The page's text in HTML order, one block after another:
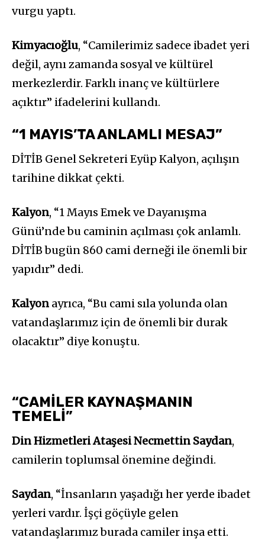
vurgu yaptı.
Kimyacıoğlu, “Camilerimiz sadece ibadet yeri
değil, aynı zamanda sosyal ve kültürel
merkezlerdir. Farklı inanç ve kültürlere
açıktır” ifadelerini kullandı.
“1 MAYIS’TA ANLAMLI MESAJ”
DİTİB Genel Sekreteri Eyüp Kalyon, açılışın
tarihine dikkat çekti.
Kalyon, “1 Mayıs Emek ve Dayanışma
Günü’nde bu caminin açılması çok anlamlı.
DİTİB bugün 860 cami derneği ile önemli bir
yapıdır” dedi.
Kalyon ayrıca, “Bu cami sıla yolunda olan
vatandaşlarımız için de önemli bir durak
olacaktır” diye konuştu.
“CAMİLER KAYNAŞMANIN
TEMELİ”
Din Hizmetleri Ataşesi Necmettin Saydan,
camilerin toplumsal önemine değindi.
Saydan, “İnsanların yaşadığı her yerde ibadet
yerleri vardır. İşçi göçüyle gelen
vatandaşlarımız burada camiler inşa etti.